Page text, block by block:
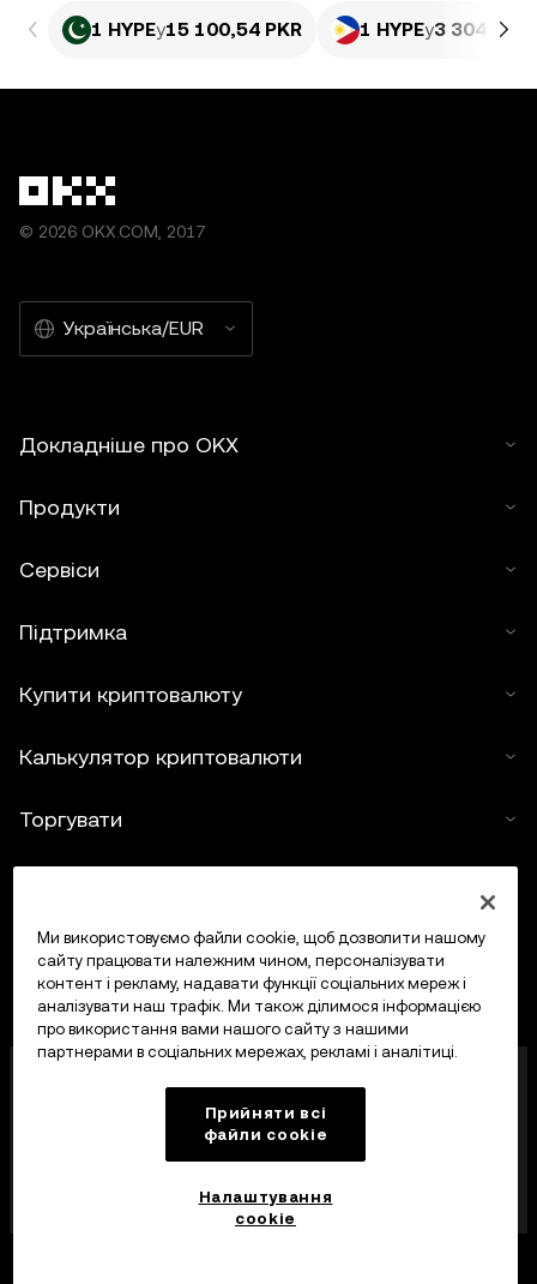
1 HYPEу15 100,54 PKR 1 HYPEу3 304,27
© 2026 OKX.COM, 2017
Українська/EUR
Докладніше про OKX
Продукти
Сервіси
Підтримка
Купити криптовалюту
Калькулятор криптовалюти
Торгувати
назвою OKX, тепер є криптоактивною торгівельною
платформою, авторизованою Управлінням
фінансових послуг Мальти (MFSA) як постачальник
криптоактивних послуг відповідно до статті 28
Закону про криптоактиви (розділ 647
Законодавства Мальти).
Ми використовуємо файли cookie, щоб дозволити нашому
сайту працювати належним чином, персоналізувати
контент і рекламу, надавати функції соціальних мереж і
аналізувати наш трафік. Ми також ділимося інформацією
про використання вами нашого сайту з нашими
партнерами в соціальних мережах, рекламі і аналітиці.
Прийняти всі
файли сookie
Налаштування
cookie